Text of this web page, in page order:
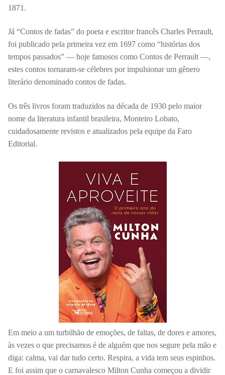
1871.
Já “Contos de fadas” do poeta e escritor francês Charles Perrault,
foi publicado pela primeira vez em 1697 como “histórias dos
tempos passados” — hoje famosos como Contos de Perrault —,
estes contos tornaram-se célebres por impulsionar um gênero
literário denominado contos de fadas.
Os três livros foram traduzidos na década de 1930 pelo maior
nome da literatura infantil brasileira, Monteiro Lobato,
cuidadosamente revistos e atualizados pela equipe da Faro
Editorial.
Em meio a um turbilhão de emoções, de faltas, de dores e amores,
às vezes o que precisamos é de alguém que nos segure pela mão e
diga: calma, vai dar tudo certo. Respira, a vida tem seus espinhos.
E foi assim que o carnavalesco Milton Cunha começou a dividir